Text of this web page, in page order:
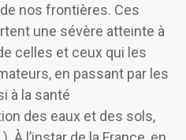
nos frontières. Ces
une sévère atteinte à
celles et ceux qui les
en passant par les
à la santé
des eaux et des sols,